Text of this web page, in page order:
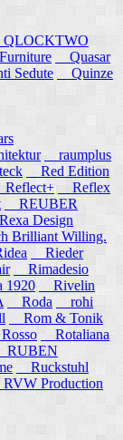
Quasar
Sedute
Quinze
raumplus
Red Edition
Reflex
REUBER
Design
Brilliant Willing.
Rieder
Rimadesio
Rivelin
Roda
rohi
Rom & Tonik
Rotaliana
RUBEN
Ruckstuhl
Production